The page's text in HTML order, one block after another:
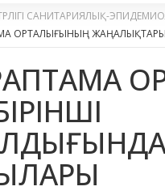
САНИТАРИЯЛЫҚ-
ОРТАЛЫҒЫНЫҢ ЖАҢАЛЫҚТАРЫ